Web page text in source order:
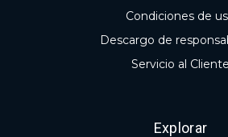
Condiciones de
Descargo de
Servicio al Cliente
Explorar